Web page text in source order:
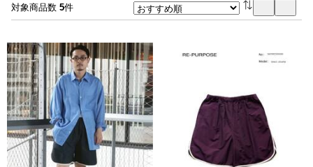
対象商品数 5件